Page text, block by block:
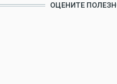
ОЦЕНИТЕ